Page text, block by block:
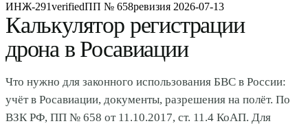
ИНЖ-291verifiedПП № 658ревизия 2026-07-13
Калькулятор регистрации
дрона в Росавиации
Что нужно для законного использования БВС в России:
учёт в Росавиации, документы, разрешения на полёт. По
ВЗК РФ, ПП № 658 от 11.10.2017, ст. 11.4 КоАП. Для